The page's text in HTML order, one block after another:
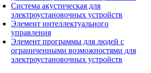
Система акустическая для
электроустановочных устройств
Элемент интеллектуального
управления
Элемент программы для людей с
ограниченными возможностями для
электроустановочных устройств